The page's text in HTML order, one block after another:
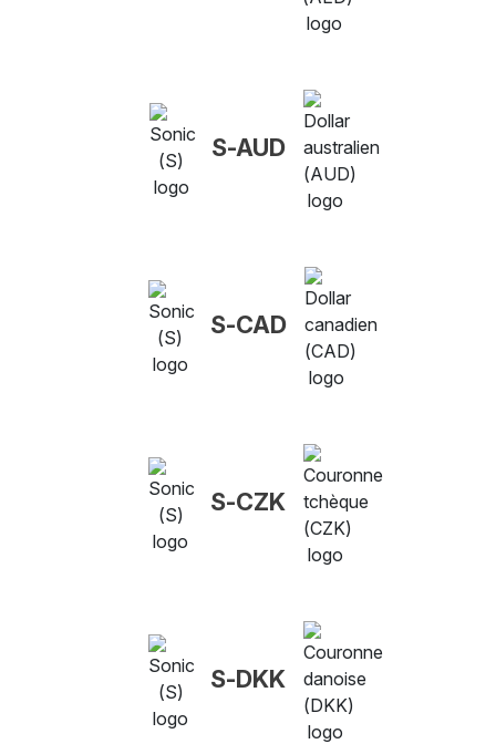
S-AUD
S-CAD
S-CZK
S-DKK